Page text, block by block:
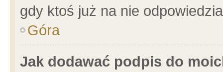
gdy ktoś już na nie
Góra
Jak dodawać podpis do